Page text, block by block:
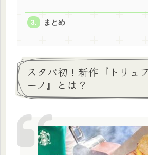
まとめ
スタバ初！新作『トリュ
ーノ』とは？